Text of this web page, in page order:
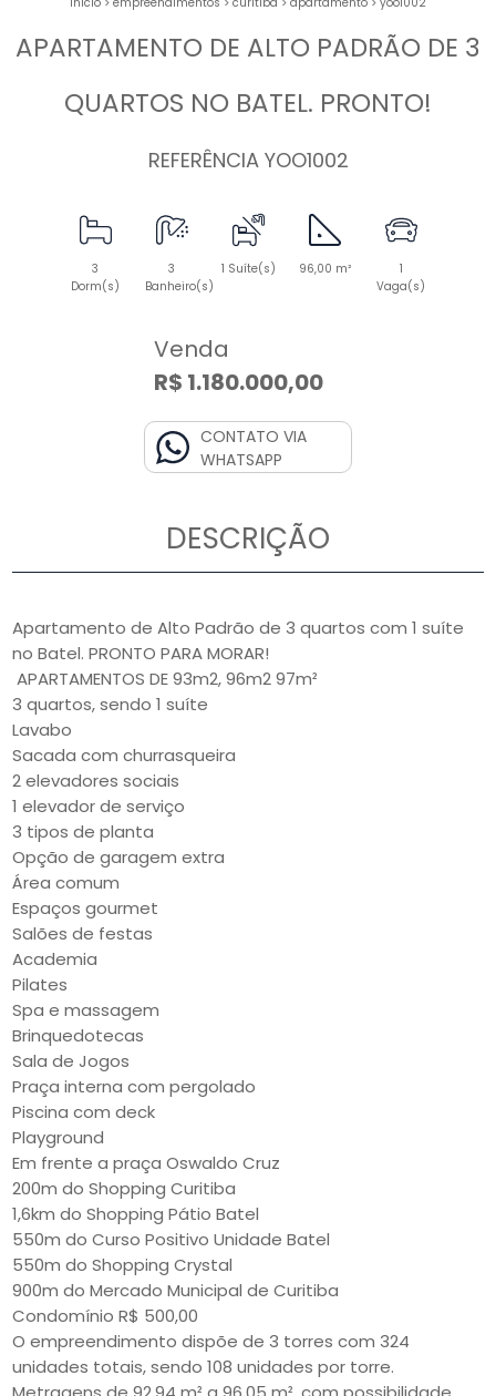
APARTAMENTO DE ALTO PADRÃO DE 3
QUARTOS NO BATEL. PRONTO!
REFERÊNCIA YOO1002
3
Dorm(s)
3
Banheiro(s)
1 Suíte(s) 96,00 m²
1
Vaga(s)
Venda
R$ 1.180.000,00
CONTATO VIA
WHATSAPP
DESCRIÇÃO
Apartamento de Alto Padrão de 3 quartos com 1 suíte
no Batel. PRONTO PARA MORAR!
APARTAMENTOS DE 93m2, 96m2 97m²
3 quartos, sendo 1 suíte
Lavabo
Sacada com churrasqueira
2 elevadores sociais
1 elevador de serviço
3 tipos de planta
Opção de garagem extra
Área comum
Espaços gourmet
Salões de festas
Academia
Pilates
Spa e massagem
Brinquedotecas
Sala de Jogos
Praça interna com pergolado
Piscina com deck
Playground
Em frente a praça Oswaldo Cruz
200m do Shopping Curitiba
1,6km do Shopping Pátio Batel
550m do Curso Positivo Unidade Batel
550m do Shopping Crystal
900m do Mercado Municipal de Curitiba
Condomínio R$ 500,00
O empreendimento dispõe de 3 torres com 324
unidades totais, sendo 108 unidades por torre.